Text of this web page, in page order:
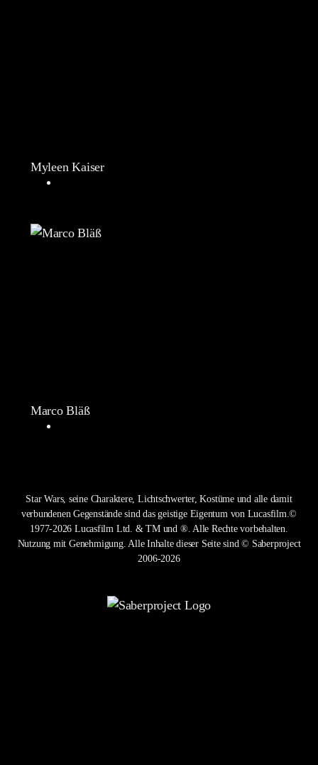
Myleen Kaiser
Marco Bläß
Star Wars, seine Charaktere, Lichtschwerter, Kostüme und alle damit
verbundenen Gegenstände sind das geistige Eigentum von Lucasfilm.©
1977-2026 Lucasfilm Ltd. & TM und ®. Alle Rechte vorbehalten.
Nutzung mit Genehmigung. Alle Inhalte dieser Seite sind © Saberproject
2006-2026